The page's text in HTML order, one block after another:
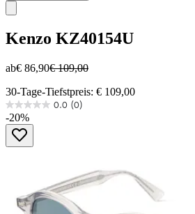
Kenzo KZ40154U
ab€ 86,90€ 109,00
30-Tage-Tiefstpreis: € 109,00
0.0 (0)
0.0
von
Sternen.
-20%